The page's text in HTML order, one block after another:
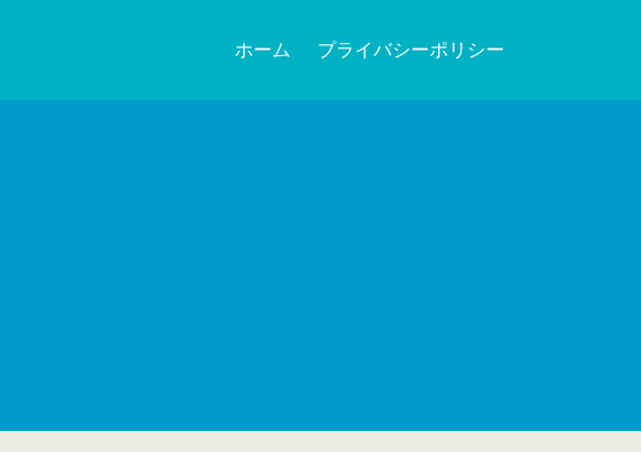
ホーム プライバシーポリシー